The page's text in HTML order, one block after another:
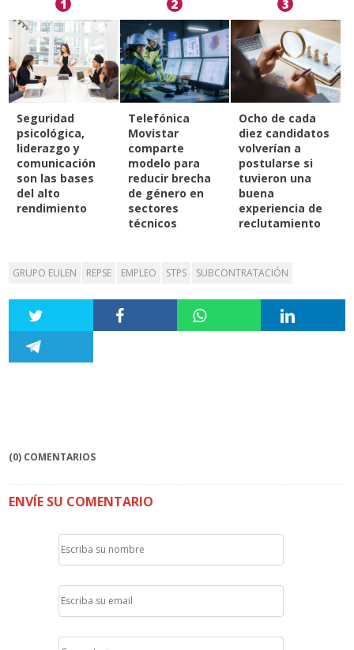
1
Seguridad
psicológica,
liderazgo y
comunicación
son las bases
del alto
rendimiento
2
Telefónica
Movistar
comparte
modelo para
reducir brecha
de género en
sectores
técnicos
3
Ocho de cada
diez candidatos
volverían a
postularse si
tuvieron una
buena
experiencia de
reclutamiento
GRUPO EULEN REPSE EMPLEO STPS SUBCONTRATACIÓN
(0) COMENTARIOS
ENVÍE SU COMENTARIO